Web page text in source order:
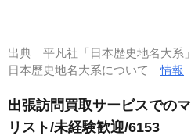
出典 平凡社「日本歴史地名大系」
日本歴史地名大系について情報
出張訪問買取サービスでの
リスト/未経験歓迎/6153